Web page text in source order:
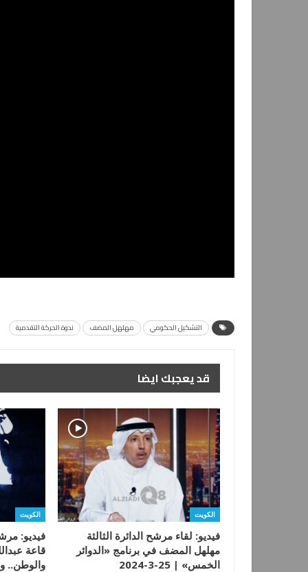
التشكيل الحكومي مهلهل المضف ندوة الحركة التقدمية
قد يعجبك ايضا
الكويت
فيديو: لقاء مرشح الدائرة الثالثة
مهلهل المضف في برنامج «الدوائر
الخمس» | 25-3-2024
الكويت
فيديو:
قاعة
والوطن..